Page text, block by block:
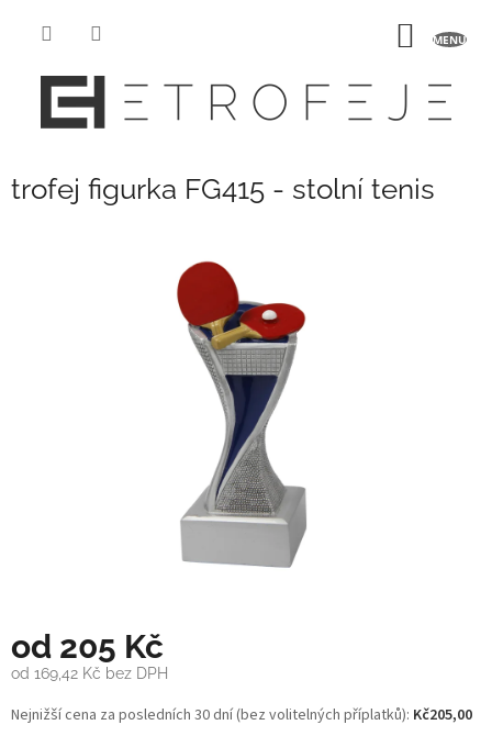
trofej figurka FG415 - stolní tenis
od 205 Kč
od 169,42 Kč bez DPH
Měrná
cena:
Nejnižší cena za posledních 30 dní (bez volitelných příplatků): Kč205,00